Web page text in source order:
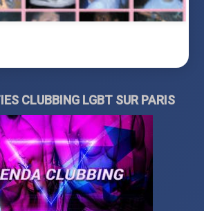
CLUBBING LGBT SUR PARIS